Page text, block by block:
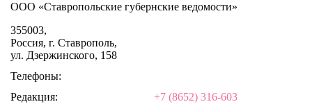
ООО «Ставропольские губернские ведомости»
355003,
Россия, г. Ставрополь,
ул. Дзержинского, 158
Телефоны:
Редакция:
+7 (8652) 316-603